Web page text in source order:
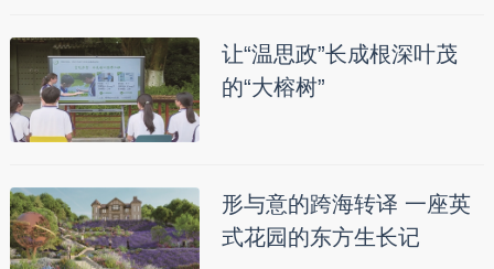
让“温思政”长成根深叶茂
的“大榕树”
形与意的跨海转译 一座英
式花园的东方生长记